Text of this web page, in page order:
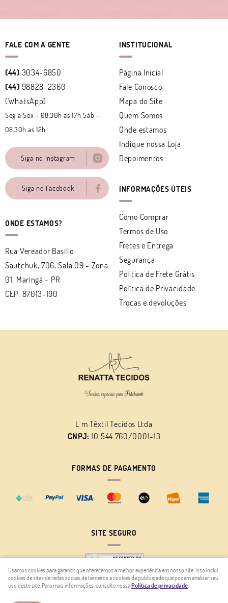
FALE COM A GENTE
(44) 3034-6850
(44) 98828-2360
(WhatsApp)
Seg a Sex - 08.30h as 17h Sáb -
08.30h as 12h
Siga no Instagram
Siga no Facebook
ONDE ESTAMOS?
Rua Vereador Basílio
Sautchuk, 706, Sala 09 - Zona
01, Maringá - PR
CEP: 87013-190
INSTITUCIONAL
Página Inicial
Fale Conosco
Mapa do Site
Quem Somos
Onde estamos
Indique nossa Loja
Depoimentos
INFORMAÇÕES ÚTEIS
Como Comprar
Termos de Uso
Fretes e Entrega
Segurança
Politica de Frete Grátis
Política de Privacidade
Trocas e devoluções
L m Têxtil Tecidos Ltda
CNPJ: 10.544.760/0001-13
FORMAS DE PAGAMENTO
SITE SEGURO
Usamos cookies para garantir que oferecemos a melhor experiência em nosso site. Isso inclui
cookies de sites de redes sociais de terceiros e cookies de publicidade que podem analisar seu
uso deste site. Para mais informações, consulte nossaPolítica de privacidade.